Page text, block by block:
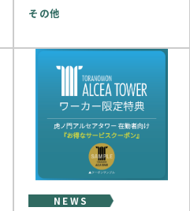
その他
NEWS